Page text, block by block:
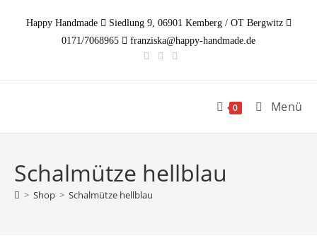
InhaltHappy Handmade
Siedlung 9, 06901 Kemberg / OT Bergwitz
0171/7068965
franziska@happy-handmade.de
0 Menü
Schalmütze hellblau
> Shop > Schalmütze hellblau